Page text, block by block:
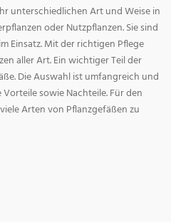
unterschiedlichen Art und Weise in
oder Nutzpflanzen. Sie sind
Einsatz. Mit der richtigen Pflege
aller Art. Ein wichtiger Teil der
Die Auswahl ist umfangreich und
sowie Nachteile. Für den
Arten von Pflanzgefäßen zu